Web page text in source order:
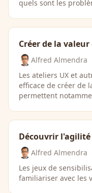
quels sont les
Créer de la
Alfred Almendra
Les ateliers UX et
efficace de créer de
permettent
Découvrir l'agilité
Alfred Almendra
Les jeux de
familiariser avec les